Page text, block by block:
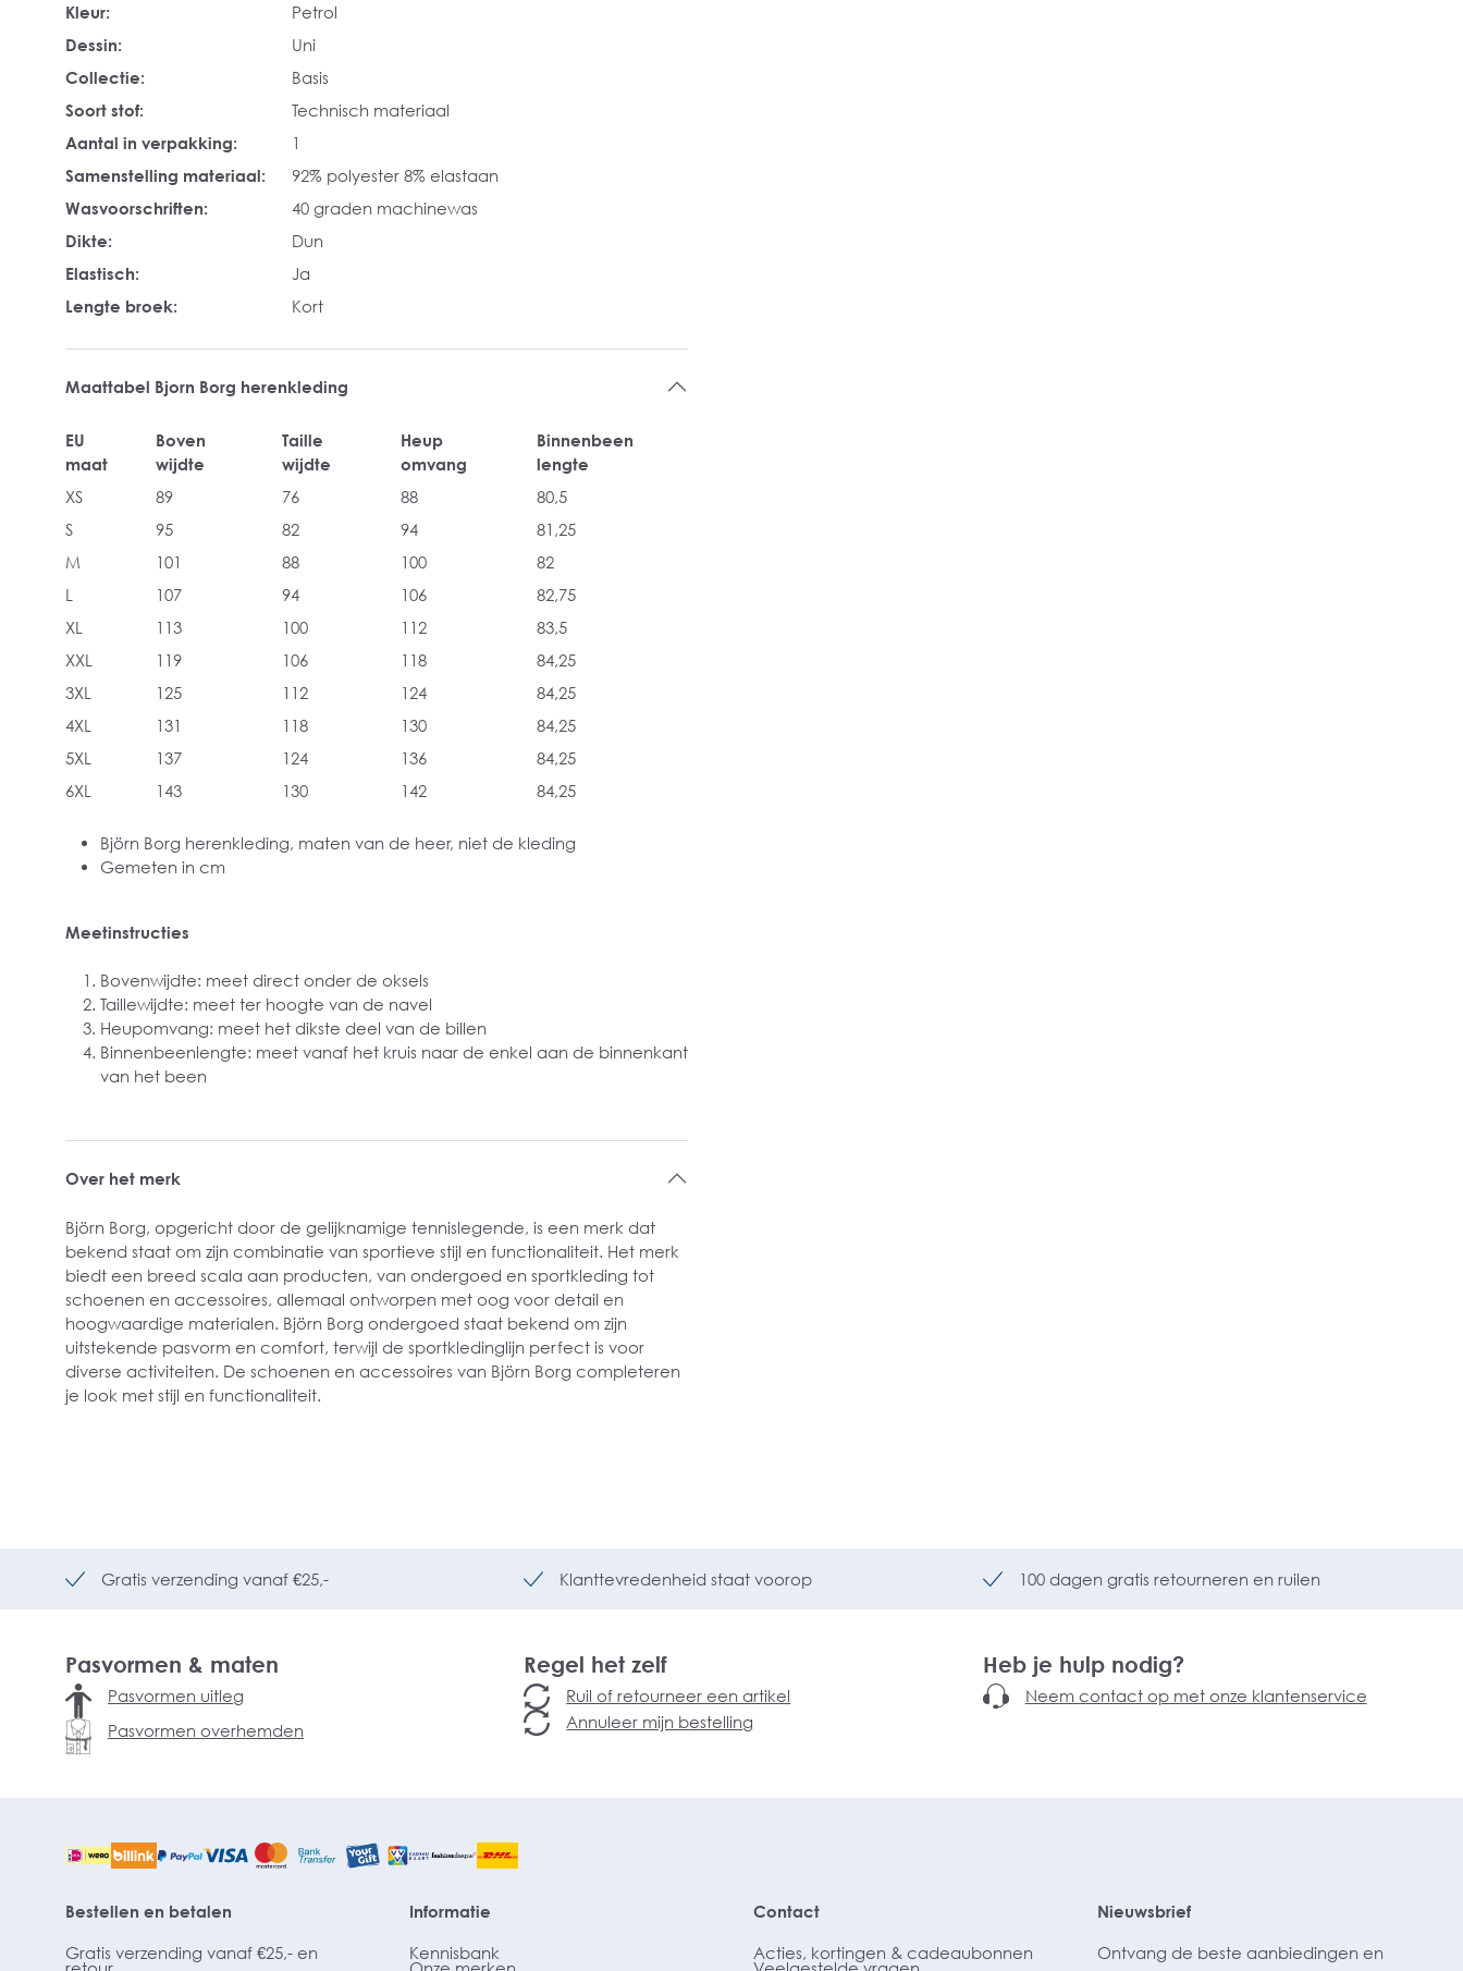
Kleur:
Petrol
Dessin:
Uni
Collectie:
Basis
Soort stof:
Technisch materiaal
Aantal in verpakking:
1
Samenstelling materiaal:
92% polyester 8% elastaan
Wasvoorschriften:
40 graden machinewas
Dikte:
Dun
Elastisch:
Ja
Lengte broek:
Kort
Maattabel Bjorn Borg herenkleding
EU
maat
Boven
wijdte
Taille
wijdte
Heup
omvang
Binnenbeen
lengte
XS
89 76 88
80,5
S
95 82 94
81,25
M
101 88 100
82
L
107 94 106
82,75
XL
113 100 112
83,5
XXL
119 106 118
84,25
3XL
125 112 124
84,25
4XL
131 118 130
84,25
5XL
137 124 136
84,25
6XL
143 130 142 84,25
Björn Borg herenkleding, maten van de heer, niet de kleding
Gemeten in cm
Meetinstructies
Bovenwijdte: meet direct onder de oksels
Taillewijdte: meet ter hoogte van de navel
Heupomvang: meet het dikste deel van de billen
Binnenbeenlengte: meet vanaf het kruis naar de enkel aan de binnenkant
van het been
Over het merk
Björn Borg, opgericht door de gelijknamige tennislegende, is een merk dat
bekend staat om zijn combinatie van sportieve stijl en functionaliteit. Het merk
biedt een breed scala aan producten, van ondergoed en sportkleding tot
schoenen en accessoires, allemaal ontworpen met oog voor detail en
hoogwaardige materialen. Björn Borg ondergoed staat bekend om zijn
uitstekende pasvorm en comfort, terwijl de sportkledinglijn perfect is voor
diverse activiteiten. De schoenen en accessoires van Björn Borg completeren
je look met stijl en functionaliteit.
Gratis verzending vanaf €25,- Klanttevredenheid staat voorop 100 dagen gratis retourneren en ruilen
Pasvormen & maten
Pasvormen uitleg
Pasvormen overhemden
Regel het zelf
Ruil of retourneer een artikel
Annuleer mijn bestelling
Heb je hulp nodig?
Neem contact op met onze klantenservice
Bestellen en betalen
Gratis verzending vanaf €25,- en
Informatie
Kennisbank
Contact
Acties, kortingen & cadeaubonnen
Nieuwsbrief
Ontvang de beste aanbiedingen en